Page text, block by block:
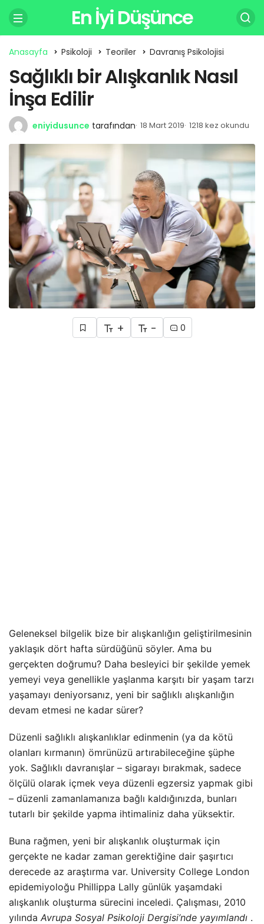
En İyi Düşünce
Anasayfa Psikoloji Teoriler Davranış Psikolojisi
Sağlıklı bir Alışkanlık Nasıl
İnşa Edilir
eniyidusunce tarafından 18 Mart 2019 1218 kez okundu
+ - 0
Geleneksel bilgelik bize bir alışkanlığın geliştirilmesinin
yaklaşık dört hafta sürdüğünü söyler. Ama bu
gerçekten doğrumu? Daha besleyici bir şekilde yemek
yemeyi veya genellikle yaşlanma karşıtı bir yaşam tarzı
yaşamayı deniyorsanız, yeni bir sağlıklı alışkanlığın
devam etmesi ne kadar sürer?
Düzenli sağlıklı alışkanlıklar edinmenin (ya da kötü
olanları kırmanın) ömrünüzü artırabileceğine şüphe
yok. Sağlıklı davranışlar – sigarayı bırakmak, sadece
ölçülü olarak içmek veya düzenli egzersiz yapmak gibi
– düzenli zamanlamanıza bağlı kaldığınızda, bunları
tutarlı bir şekilde yapma ihtimaliniz daha yüksektir.
Buna rağmen, yeni bir alışkanlık oluşturmak için
gerçekte ne kadar zaman gerektiğine dair şaşırtıcı
derecede az araştırma var. University College London
epidemiyoloğu Phillippa Lally günlük yaşamdaki
alışkanlık oluşturma sürecini inceledi. Çalışması, 2010
yılında Avrupa Sosyal Psikoloji Dergisi’nde yayımlandı .